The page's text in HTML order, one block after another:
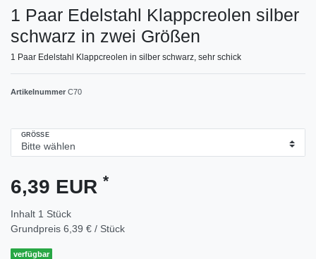
1 Paar Edelstahl Klappcreolen silber
schwarz in zwei Größen
1 Paar Edelstahl Klappcreolen in silber schwarz, sehr schick
Artikelnummer C70
GRÖSSE
6,39 EUR *
Inhalt 1 Stück
Grundpreis 6,39 € / Stück
verfügbar